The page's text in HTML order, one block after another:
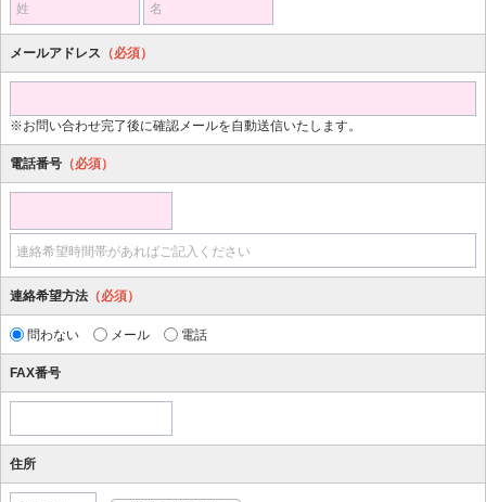
姓 名
メールアドレス （必須）
※お問い合わせ完了後に確認メールを自動送信いたします。
電話番号 （必須）
連絡希望時間帯があればご記入ください
連絡希望方法 （必須）
問わない メール 電話
FAX番号
住所